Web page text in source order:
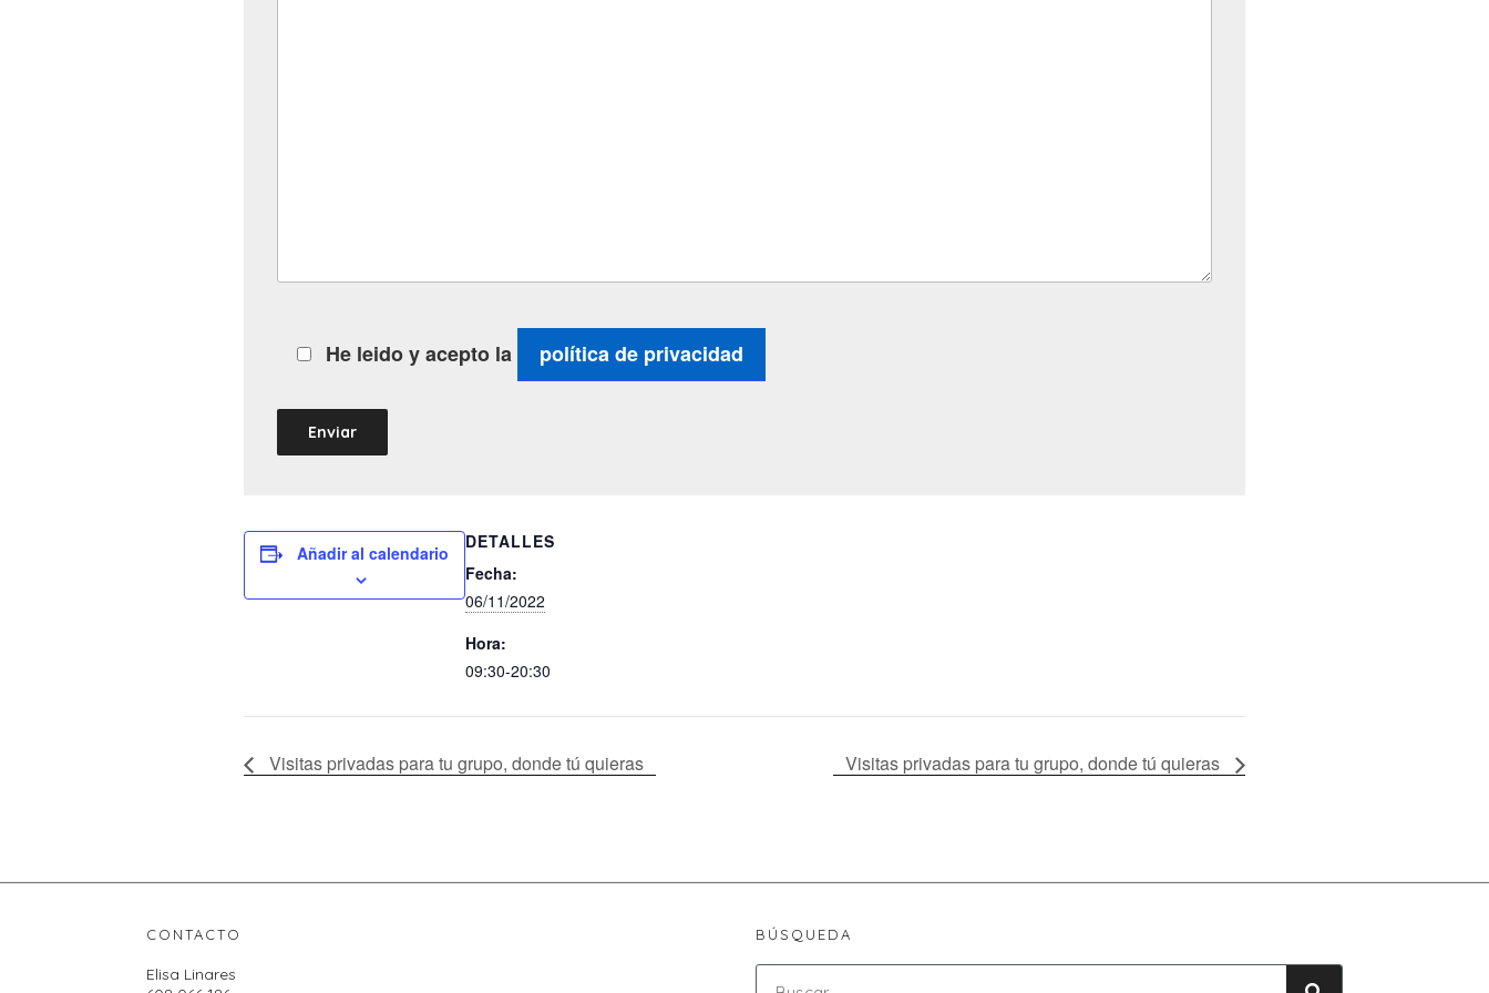
He leido y acepto la política de privacidad
Añadir al calendario
DETALLES
Fecha:
06/11/2022
Hora:
09:30-20:30
Visitas privadas para tu grupo, donde tú quieras Visitas privadas para tu grupo, donde tú quieras
CONTACTO
Elisa Linares
BÚSQUEDA